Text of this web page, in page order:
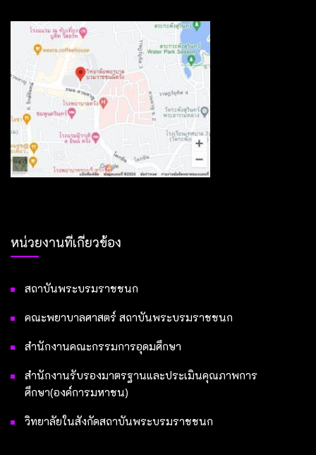
หน่วยงานที่เกี่ยวข้อง
สถาบันพระบรมราชชนก
คณะพยาบาลศาสตร์ สถาบันพระบรมราชชนก
สำนักงานคณะกรรมการอุดมศึกษา
สำนักงานรับรองมาตรฐานและประเมินคุณภาพการ
ศึกษา(องค์การมหาชน)
วิทยาลัยในสังกัดสถาบันพระบรมราชชนก